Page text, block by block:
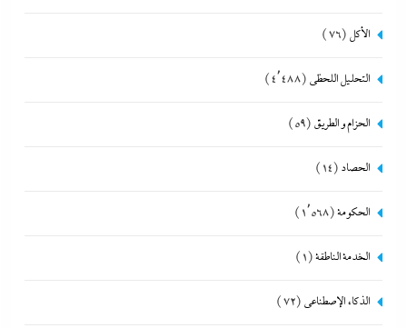
الأكل (76)
التحليل اللحظي (4٬488)
الحزام و الطريق (59)
الحصاد (14)
الحكومة(1٬568)
الخدمة الناطقة(1)
الذكاء الإصطناعي (72)